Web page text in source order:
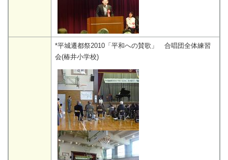
*平城遷都祭2010「平和への賛歌」 合唱団全体練習
会(椿井小学校)